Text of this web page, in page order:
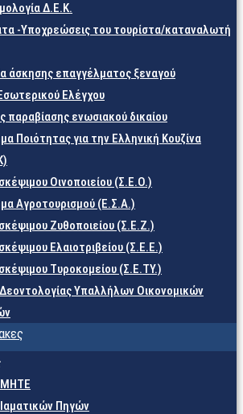
Δ.Ε.Κ.
-Υποχρεώσεις του τουρίστα/καταναλωτή
άσκησης επαγγέλματος ξεναγού
Ελέγχου
παραβίασης ενωσιακού δικαίου
Ποιότητας για την Ελληνική Κουζίνα
Οινοποιείου (Σ.Ε.Ο.)
Αγροτουρισμού (Ε.Σ.Α.)
Ζυθοποιείου (Σ.Ε.Ζ.)
Ελαιοτριβείου (Σ.Ε.Ε.)
Τυροκομείου (Σ.Ε.TY.)
Υπαλλήλων Οικονομικών
ΜΗΤΕ
Ιαματικών Πηγών